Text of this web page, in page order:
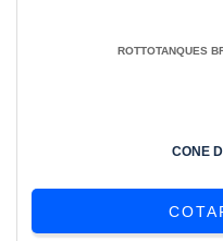
ROTTOTANQUES
CONE